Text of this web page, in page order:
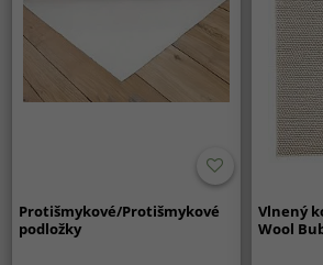
Protišmykové/Protišmykové
podložky
Vlnený
Wool